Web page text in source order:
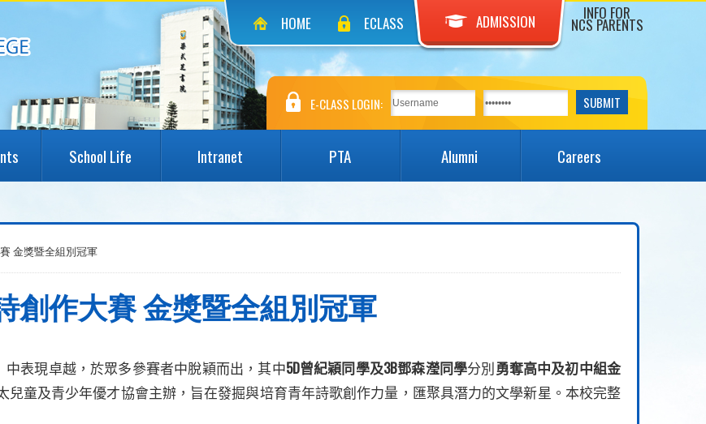
HOME ECLASS ADMISSION INFO FOR
NCS PARENTS
E-CLASS LOGIN:
School Life Intranet PTA Alumni Careers
金獎暨全組別冠軍
創作大賽 金獎暨全組別冠軍
中表現卓越，於眾多參賽者中脫穎而出，其中5D曾紀穎同學及3B鄧森瀅同學分別 勇奪高中及初中組金
兒童及青少年優才協會主辦，旨在發掘與培育青年詩歌創作力量，匯聚具潛力的文學新星。本校完整